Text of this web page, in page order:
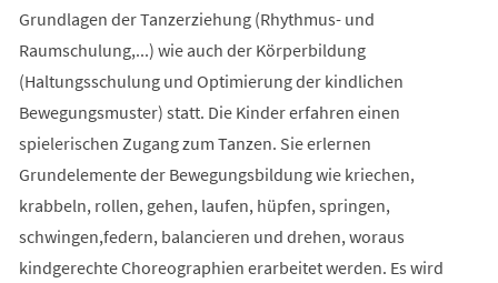
Grundlagen der Tanzerziehung (Rhythmus- und
Raumschulung,...) wie auch der Körperbildung
(Haltungsschulung und Optimierung der kindlichen
Bewegungsmuster) statt. Die Kinder erfahren einen
spielerischen Zugang zum Tanzen. Sie erlernen
Grundelemente der Bewegungsbildung wie kriechen,
krabbeln, rollen, gehen, laufen, hüpfen, springen,
schwingen,federn, balancieren und drehen, woraus
kindgerechte Choreographien erarbeitet werden. Es wird